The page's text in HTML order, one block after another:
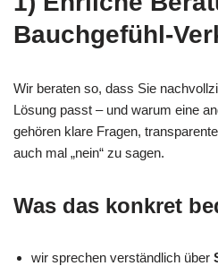
Bauchgefühl-
Wir beraten so, dass Sie
Lösung passt – und warum eine
gehören klare Fragen,
auch mal „nein“ zu sagen.
Was das konkret
wir sprechen verständlich über